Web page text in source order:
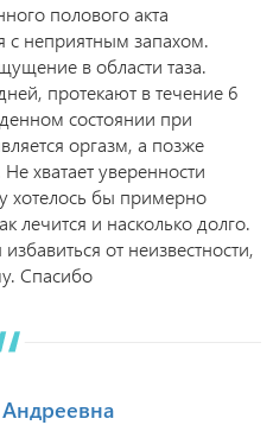
полового акта
с неприятным запахом.
в области таза.
протекают в течение 6
состоянии при
оргазм, а позже
хватает уверенности
хотелось бы примерно
лечится и насколько долго.
от неизвестности,
Спасибо